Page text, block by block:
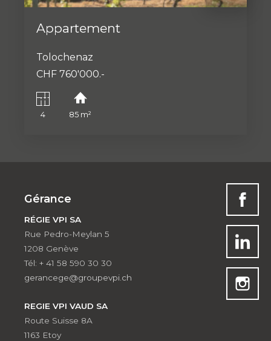
Appartement
Tolochenaz
CHF 760'000.-
4 85 m²
Gérance
RÉGIE VPI SA
Rue Pedro-Meylan 5
1208 Genève
Tél: + 41 58 590 30 30
gerancege@groupevpi.ch
REGIE VPI VAUD SA
Route Suisse 8A
1163 Etoy